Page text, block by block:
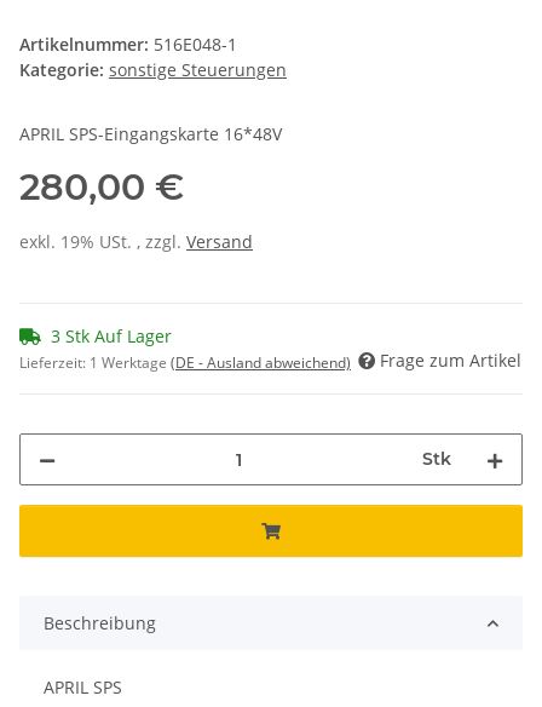
Artikelnummer: 516E048-1
Kategorie: sonstige Steuerungen
APRIL SPS-Eingangskarte 16*48V
280,00 €
exkl. 19% USt. , zzgl. Versand
3 Stk Auf Lager
Lieferzeit: 1 Werktage (DE - Ausland abweichend) Frage zum Artikel
Stk
Beschreibung
APRIL SPS